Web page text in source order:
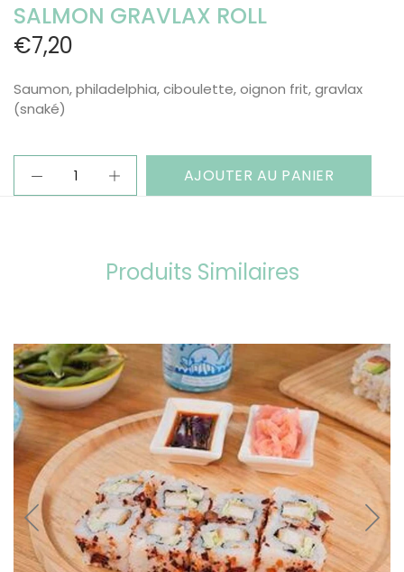
SALMON GRAVLAX ROLL
€7,20
Saumon, philadelphia, ciboulette, oignon frit, gravlax
(snaké)
AJOUTER AU PANIER
Produits Similaires